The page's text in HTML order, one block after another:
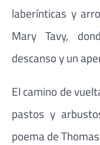
laberínticas y
Mary Tavy,
descanso y un
El camino de
pastos y
poema de